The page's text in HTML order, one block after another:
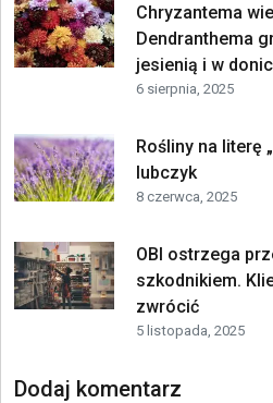
Chryzantema
Dendranthema
jesienią i w
6 sierpnia, 2025
Rośliny na literę
lubczyk
8 czerwca, 2025
OBI ostrzega
szkodnikiem.
zwrócić
5 listopada, 2025
Dodaj komentarz